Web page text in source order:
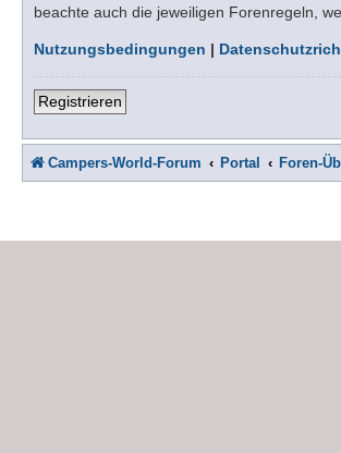
beachte auch die jeweiligen Forenregeln,
Nutzungsbedingungen |
Registrieren
Campers-World-Forum Portal Foren-